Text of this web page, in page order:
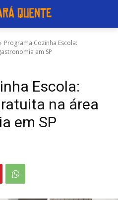
Programa Cozinha Escola:
em SP
Escola:
na área
em SP